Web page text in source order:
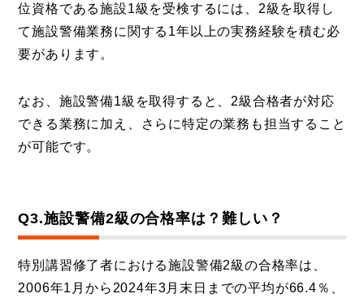
位資格である施設1級を受検するには、2級を取得し
て施設警備業務に関する1年以上の実務経験を積む必
要があります。
なお、施設警備1級を取得すると、2級合格者が対応
できる業務に加え、さらに特定の業務も担当すること
が可能です。
Q3.施設警備2級の合格率は？難しい？
特別講習修了者における施設警備2級の合格率は、
2006年1月から2024年3月末日までの平均が66.4％、